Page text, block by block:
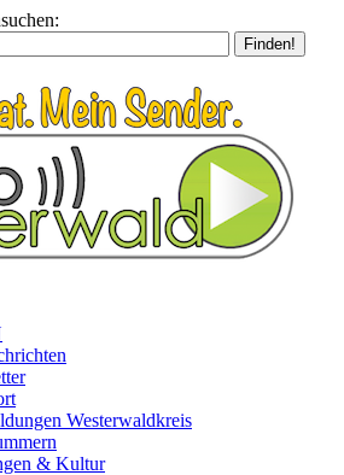
Finden!
Westerwaldkreis
& Kultur